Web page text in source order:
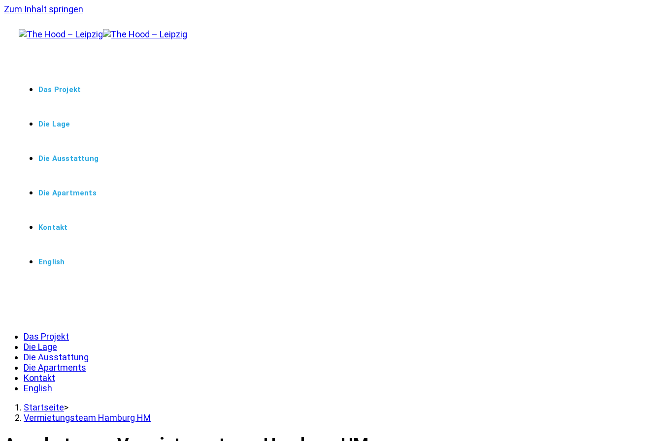
Zum Inhalt springen
Das Projekt
Die Lage
Die Ausstattung
Die Apartments
Kontakt
English
Das Projekt
Die Lage
Die Ausstattung
Die Apartments
Kontakt
English
Startseite>
Vermietungsteam Hamburg HM